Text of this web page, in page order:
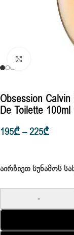
Obsession
De Toilette 100ml
195₾–225₾
ᲐᲘᲠᲩᲘᲔᲗ ᲡᲣᲜᲐᲛᲝᲡ
-